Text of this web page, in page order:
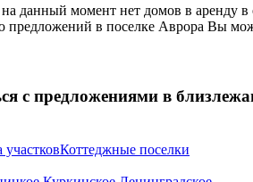
данный момент нет домов в аренду в
в поселке Аврора Вы
с предложениями в
Коттеджные поселки